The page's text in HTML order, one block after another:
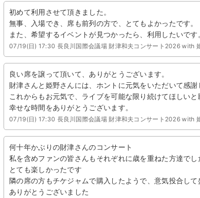
初めて利用させて頂きました。
無事、入場でき、席も前列の方で、とてもよかったです。
また、希望するイベントが見つかったら、利用したいです
07/19(日) 17:30 長良川国際会議場 財津和夫コンサート2026 with
良い席を譲って頂いて、ありがとうございます。
財津さんと姫野さんには、ホントに元気をいただいて感
これからもお元気で、ライブを可能な限り続けてほしいと
幸せな時間をありがとうございます。
07/19(日) 17:30 長良川国際会議場 財津和夫コンサート2026 with
何十年かぶりの財津さんのコンサート
私を含めファンの皆さんもそれぞれに歳を重ねた方達で
とても楽しかったです
隣の席の方もチケジャムで購入したようで、意気投合して
ありがとうございました